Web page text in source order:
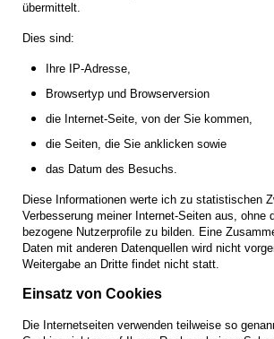
übermittelt.
Dies sind:
Ihre IP-Adresse,
Browsertyp und Browserversion
die Internet-Seite, von der Sie kommen,
die Seiten, die Sie anklicken sowie
das Datum des Besuchs.
Diese Informationen werte ich zu statistischen
Verbesserung meiner Internet-Seiten aus, ohne
bezogene Nutzerprofile zu bilden. Eine
Daten mit anderen Datenquellen wird nicht
Weitergabe an Dritte findet nicht statt.
Einsatz von Cookies
Die Internetseiten verwenden teilweise so